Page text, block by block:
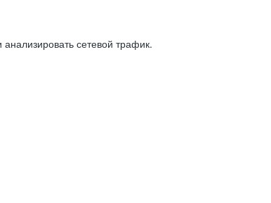
сетевой трафик.